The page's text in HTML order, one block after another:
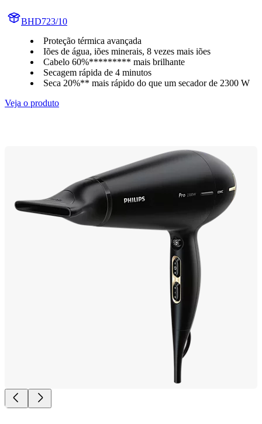
BHD723/10
Proteção térmica avançada
Iões de água, iões minerais, 8 vezes mais iões
Cabelo 60%********* mais brilhante
Secagem rápida de 4 minutos
Seca 20%** mais rápido do que um secador de 2300 W
Veja o produto